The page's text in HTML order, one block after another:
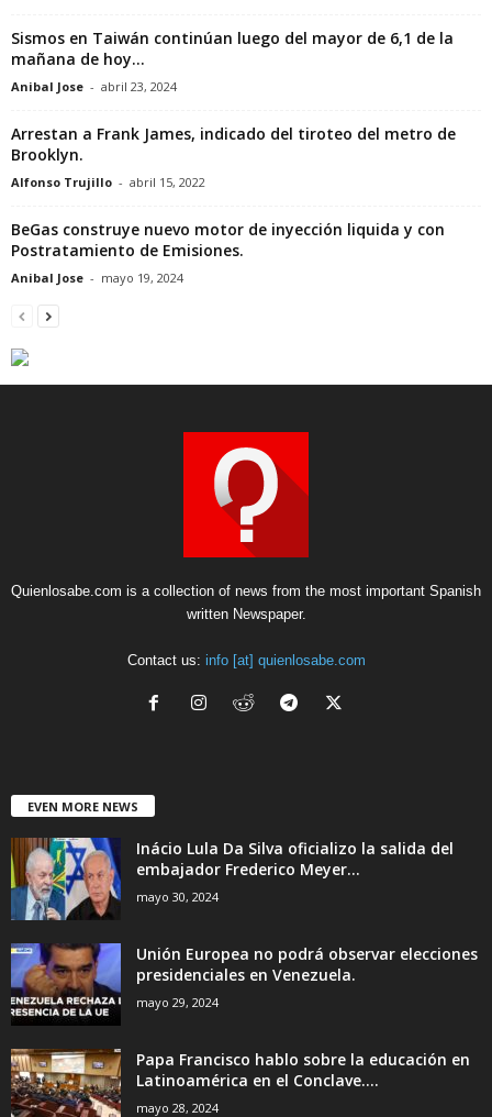
Sismos en Taiwán continúan luego del mayor de 6,1 de la
mañana de hoy...
Anibal Jose - abril 23, 2024
Arrestan a Frank James, indicado del tiroteo del metro de
Brooklyn.
Alfonso Trujillo - abril 15, 2022
BeGas construye nuevo motor de inyección liquida y con
Postratamiento de Emisiones.
Anibal Jose - mayo 19, 2024
Quienlosabe.com is a collection of news from the most important Spanish
written Newspaper.
Contact us: info [at] quienlosabe.com
EVEN MORE NEWS
Inácio Lula Da Silva oficializo la salida del
embajador Frederico Meyer...
mayo 30, 2024
Unión Europea no podrá observar elecciones
presidenciales en Venezuela.
mayo 29, 2024
Papa Francisco hablo sobre la educación en
Latinoamérica en el Conclave....
mayo 28, 2024